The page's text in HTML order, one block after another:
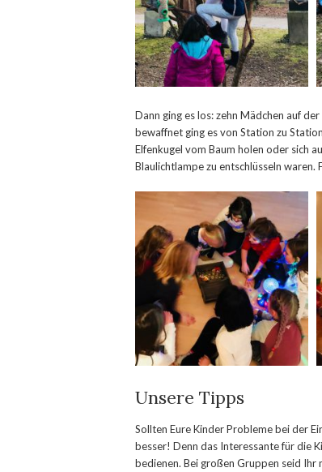
Dann ging es los: zehn Mädchen auf
bewaffnet ging es von Station zu
Elfenkugel vom Baum holen oder sich
Blaulichtlampe zu entschlüsseln waren.
Unsere Tipps
Sollten Eure Kinder Probleme bei der
besser! Denn das Interessante für die
bedienen. Bei großen Gruppen seid